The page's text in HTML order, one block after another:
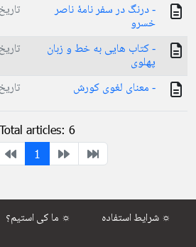
- درنگ در سفر نامۀ ناصر
خسرو
- کتاب هایی به خط و زبان
پهلوی
- معنای لغوی کورش
Total articles: 6
1
ما کی استیم؟ ☼ شرایط استفاده ☼